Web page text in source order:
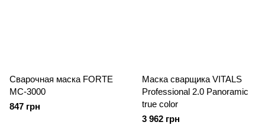
Сварочная маска FORTE
MC-3000
847 грн
Маска сварщика VITALS
Professional 2.0 Panoramic
true color
3 962 грн